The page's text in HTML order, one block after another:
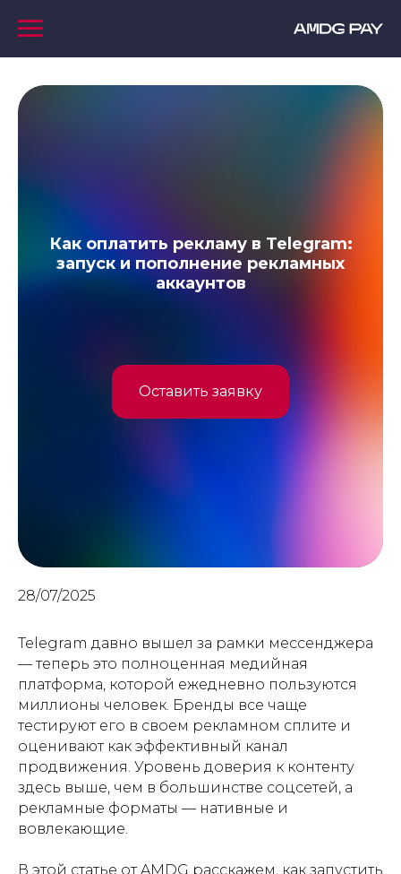
Как оплатить рекламу в Telegram:
запуск и пополнение рекламных
аккаунтов
Оставить заявку
28/07/2025
Telegram давно вышел за рамки мессенджера
— теперь это полноценная медийная
платформа, которой ежедневно пользуются
миллионы человек. Бренды все чаще
тестируют его в своем рекламном сплите и
оценивают как эффективный канал
продвижения. Уровень доверия к контенту
здесь выше, чем в большинстве соцсетей, а
рекламные форматы — нативные и
вовлекающие.
В этой статье от AMDG расскажем, как запустить